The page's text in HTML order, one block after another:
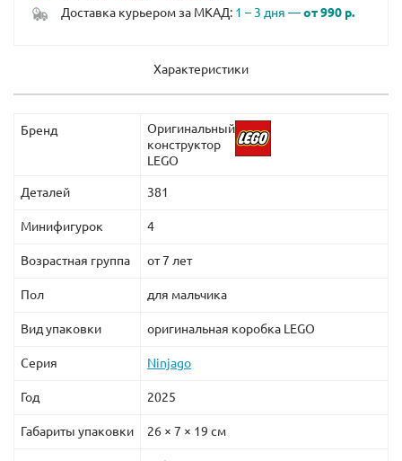
Доставка курьером за МКАД: 1 – 3 дня —от 990 р.
Характеристики
Бренд
Оригинальный
конструктор
LEGO
Деталей 381
Минифигурок 4
Возрастная группа от 7 лет
Пол для мальчика
Вид упаковки оригинальная коробка LEGO
Серия Ninjago
Год 2025
Габариты упаковки 26 × 7 × 19 см